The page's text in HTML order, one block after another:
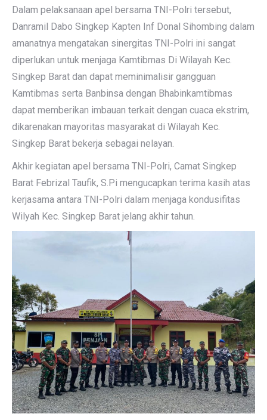
Dalam pelaksanaan apel bersama TNI-Polri tersebut,
Danramil Dabo Singkep Kapten Inf Donal Sihombing dalam
amanatnya mengatakan sinergitas TNI-Polri ini sangat
diperlukan untuk menjaga Kamtibmas Di Wilayah Kec.
Singkep Barat dan dapat meminimalisir gangguan
Kamtibmas serta Banbinsa dengan Bhabinkamtibmas
dapat memberikan imbauan terkait dengan cuaca ekstrim,
dikarenakan mayoritas masyarakat di Wilayah Kec.
Singkep Barat bekerja sebagai nelayan.
Akhir kegiatan apel bersama TNI-Polri, Camat Singkep
Barat Febrizal Taufik, S.Pi mengucapkan terima kasih atas
kerjasama antara TNI-Polri dalam menjaga kondusifitas
Wilyah Kec. Singkep Barat jelang akhir tahun.